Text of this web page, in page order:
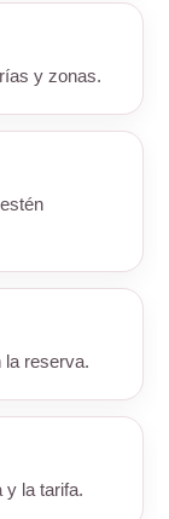
y zonas.
la reserva.
y la tarifa.